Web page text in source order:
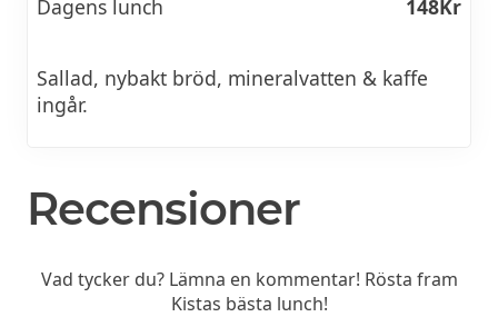
Dagens lunch 148Kr
Sallad, nybakt bröd, mineralvatten & kaffe
ingår.
Recensioner
Vad tycker du? Lämna en kommentar! Rösta fram
Kistas bästa lunch!